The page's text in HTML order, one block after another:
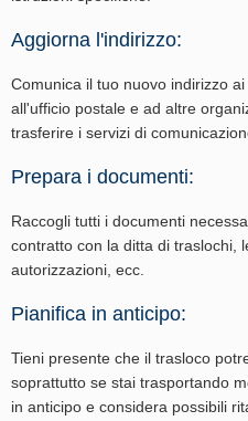
Aggiorna l'indirizzo:
Comunica il tuo nuovo indirizzo
all'ufficio postale e ad altre
trasferire i servizi di
Prepara i documenti:
Raccogli tutti i documenti
contratto con la ditta di traslochi,
autorizzazioni, ecc.
Pianifica in anticipo:
Tieni presente che il trasloco
soprattutto se stai trasportando
in anticipo e considera possibili